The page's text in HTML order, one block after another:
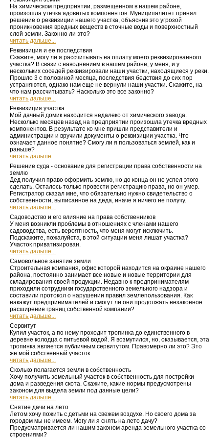
На химическом предприятии, размещенном в нашем районе,
произошла утечка ядовитых компонентов. Муниципалитет принял
решение о реквизиции нашего участка, объяснив это угрозой
проникновения вредных веществ в сточные воды и поверхностный
слой земли. Законно ли это?
читать дальше...
Реквизиция и ее последствия
Скажите, могу ли я рассчитывать на оплату моего реквизированного
участка? В связи с наводнением в нашем районе, у меня, и у
нескольких соседей реквизировали наши участки, находящиеся у реки.
Прошло 3 с половиной месяца, последствия бедствия до сих пор
устраняются, однако нам еще не вернули наши участки. Скажите, на
что нам рассчитывать? Насколько это все законно?
читать дальше...
Реквизиция участка
Мой дачный домик находится недалеко от химического завода.
Несколько месяцев назад на предприятии произошла утечка вредных
компонентов. В результате ко мне пришли представители и
администрации и вручили документы о реквизиции участка. Что
означает данное понятие? Смогу ли я пользоваться землей, как и
раньше?
читать дальше...
Решение суда - основание для регистрации права собственности на
землю
Дед получил право оформить землю, но до конца он не успел этого
сделать. Осталось только провести регистрацию права, но он умер.
Регистратор сказал мне, что обязательно нужно свидетельство о
собственности, выписанное на деда, иначе я ничего не получу.
читать дальше...
Садоводство и его влияние на права собственников
У меня возникли проблемы в отношениях с членами нашего
садоводства, есть вероятность, что меня могут исключить.
Подскажите, пожалуйста, в этой ситуации меня лишат участка?
Участок приватизирован.
читать дальше...
Самовольное занятие земли
Строительная компания, офис которой находится на окраине нашего
района, постоянно занимает все новые и новые территории для
складирования своей продукции. Недавно к предпринимателям
приходили сотрудники государственного земельного надзора и
составили протокол о нарушении правил землепользования. Как
накажут предпринимателей и смогут ли они продолжать незаконное
расширение границ собственной компании?
читать дальше...
Сервитут
Купил участок, а по нему проходит тропинка до единственного в
деревне колодца с питьевой водой. Я возмутился, но, оказывается, эта
тропинка является публичным сервитутом. Правомерно ли это? Это
же мой собственный участок.
читать дальше...
Сколько полагается земли в собственность
Хочу получить земельный участок в собственность для постройки
дома и разведения скота. Скажите, какие нормы предусмотрены
законом для выдела земли под данные цели?
читать дальше...
Снятие дачи на лето
Летом хочу пожить с детьми на свежем воздухе. Но своего дома за
городом мы не имеем. Могу ли я снять на лето дачу?
Предусматривается ли нашим законом аренда земельного участка со
строениями?